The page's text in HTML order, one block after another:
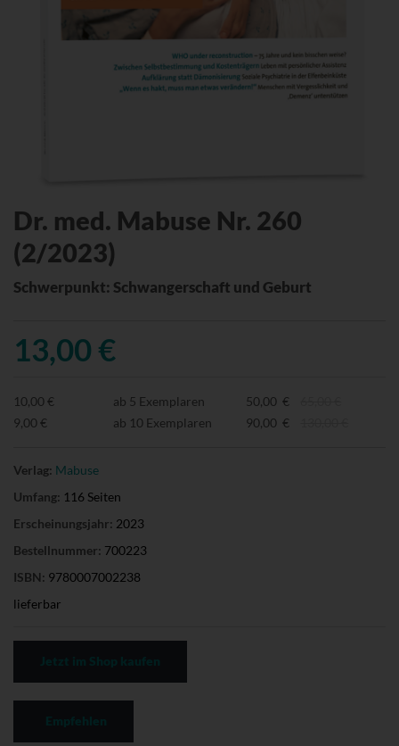
Dr. med. Mabuse Nr. 260
(2/2023)
Schwerpunkt: Schwangerschaft und Geburt
13,00 €
10,00 € ab 5 Exemplaren 50,00 €
9,00 €
ab 10 Exemplaren 90,00 €
Verlag: Mabuse
Umfang: 116 Seiten
Erscheinungsjahr: 2023
Bestellnummer: 700223
ISBN: 9780007002238
lieferbar